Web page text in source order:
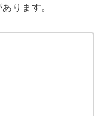
ります。